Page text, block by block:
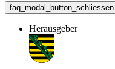
Herausgeber